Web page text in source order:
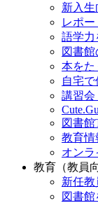
新入生
レポ
語学力
図書
本をた
自宅
講習会
図書館
教育情
オンラ
教育（教員
新任教
図書